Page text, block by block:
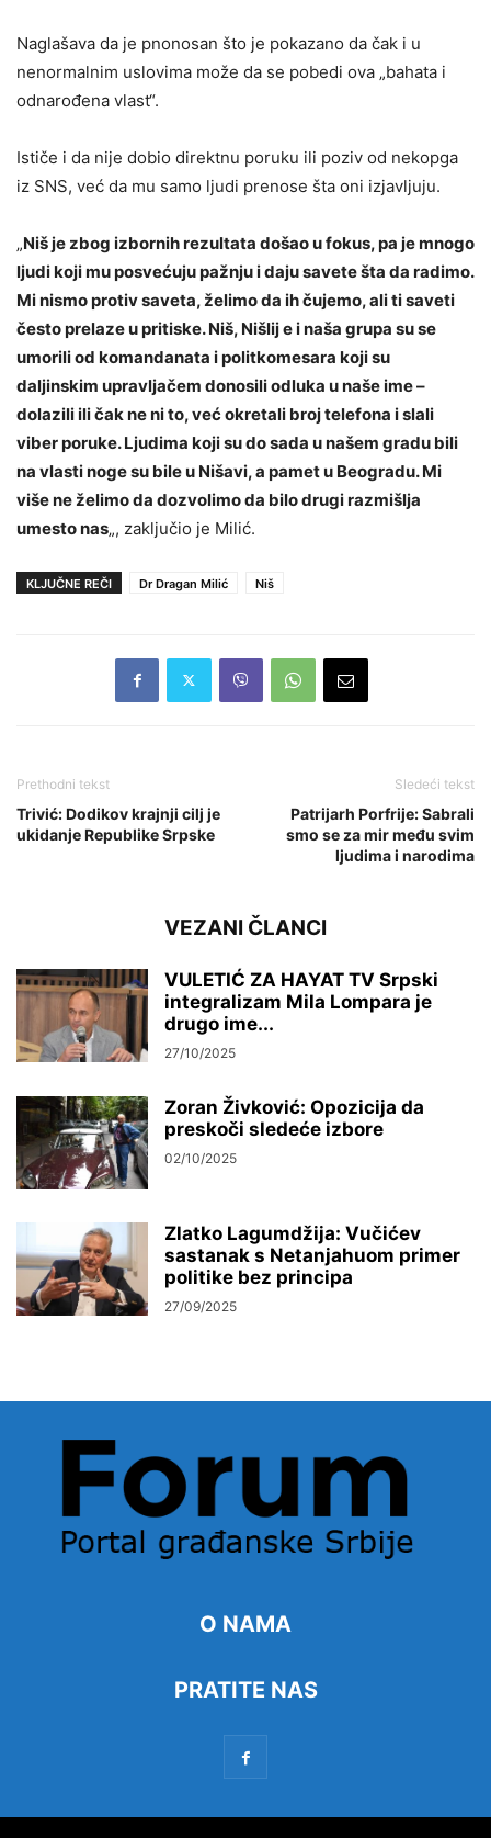
Naglašava da je pnonosan što je pokazano da čak i u
nenormalnim uslovima može da se pobedi ova „bahata i
odnarođena vlast“.
Ističe i da nije dobio direktnu poruku ili poziv od nekopga
iz SNS, već da mu samo ljudi prenose šta oni izjavljuju.
„Niš je zbog izbornih rezultata došao u fokus, pa je mnogo
ljudi koji mu posvećuju pažnju i daju savete šta da radimo.
Mi nismo protiv saveta, želimo da ih čujemo, ali ti saveti
često prelaze u pritiske. Niš, Nišlij e i naša grupa su se
umorili od komandanata i politkomesara koji su
daljinskim upravljačem donosili odluka u naše ime –
dolazili ili čak ne ni to, već okretali broj telefona i slali
viber poruke. Ljudima koji su do sada u našem gradu bili
na vlasti noge su bile u Nišavi, a pamet u Beogradu. Mi
više ne želimo da dozvolimo da bilo drugi razmišlja
umesto nas„, zaključio je Milić.
KLJUČNE REČI Dr Dragan Milić Niš
Prethodni tekst
Trivić: Dodikov krajnji cilj je
ukidanje Republike Srpske
Sledeći tekst
Patrijarh Porfrije: Sabrali
smo se za mir među svim
ljudima i narodima
VEZANI ČLANCI
VULETIĆ ZA HAYAT TV Srpski
integralizam Mila Lompara je
drugo ime...
27/10/2025
Zoran Živković: Opozicija da
preskoči sledeće izbore
02/10/2025
Zlatko Lagumdžija: Vučićev
sastanak s Netanjahuom primer
politike bez principa
27/09/2025
O NAMA
PRATITE NAS